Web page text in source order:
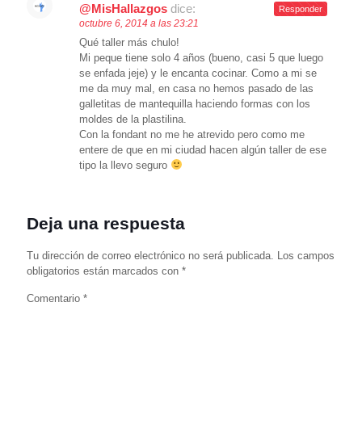
@MisHallazgos dice:
octubre 6, 2014 a las 23:21
Qué taller más chulo!
Mi peque tiene solo 4 años (bueno, casi 5 que luego
se enfada jeje) y le encanta cocinar. Como a mi se
me da muy mal, en casa no hemos pasado de las
galletitas de mantequilla haciendo formas con los
moldes de la plastilina.
Con la fondant no me he atrevido pero como me
entere de que en mi ciudad hacen algún taller de ese
tipo la llevo seguro
Responder
Deja una respuesta
Tu dirección de correo electrónico no será publicada.
Los campos
obligatorios están marcados con *
Comentario *